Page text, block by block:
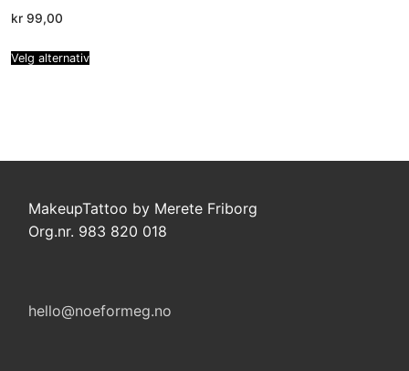
kr 99,00
Velg alternativ
MakeupTattoo by Merete Friborg
Org.nr. 983 820 018
hello@noeformeg.no